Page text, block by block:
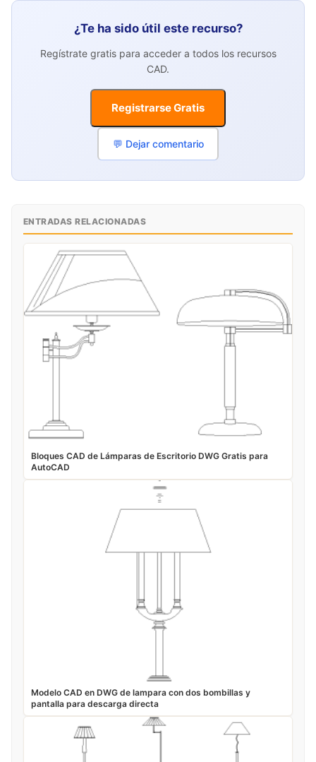
¿Te ha sido útil este recurso?
Regístrate gratis para acceder a todos los recursos
CAD.
Registrarse Gratis
💬 Dejar comentario
ENTRADAS RELACIONADAS
Bloques CAD de Lámparas de Escritorio DWG Gratis para
AutoCAD
Modelo CAD en DWG de lampara con dos bombillas y
pantalla para descarga directa